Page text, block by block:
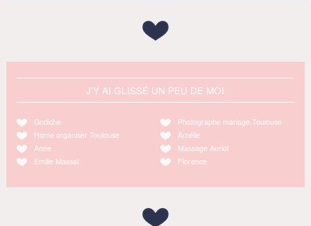
J'Y AI GLISSÉ UN PEU DE MOI
Godiche
Home organiser Toulouse
Anne
Emilie Massal
Photographe mariage Toulouse
Amélie
Massage Auriol
Florence